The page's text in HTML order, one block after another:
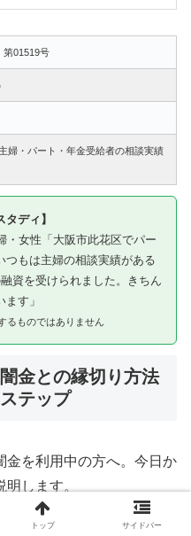
第01519号
婦・パート・年金受給者の相談実績
ディ】
・女性「大阪市此花区でパー
つもは主婦の相談実績がある
資を受けられました。きちん
す」
るものではありません
金との縁切り方法
テップ
金を利用中の方へ。今日か
します。
トップ サイドバー